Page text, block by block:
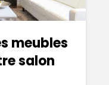
meubles
salon